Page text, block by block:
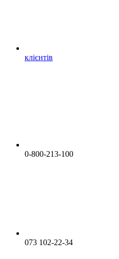
клієнтів
0-800-213-100
073 102-22-34